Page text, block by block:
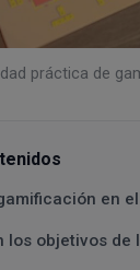
práctica de
en
los objetivos de